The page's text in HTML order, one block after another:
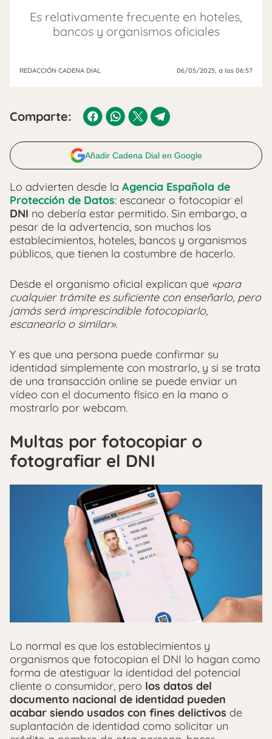
Es relativamente frecuente en hoteles,
bancos y organismos oficiales
REDACCIÓN CADENA DIAL 06/05/2025, a las 06:57
Comparte:
Añadir Cadena Dial en Google
Lo advierten desde la Agencia Española de
Protección de Datos: escanear o fotocopiar el
DNI no debería estar permitido. Sin embargo, a
pesar de la advertencia, son muchos los
establecimientos, hoteles, bancos y organismos
públicos, que tienen la costumbre de hacerlo.
Desde el organismo oficial explican que «para
cualquier trámite es suficiente con enseñarlo, pero
jamás será imprescindible fotocopiarlo,
escanearlo o similar».
Y es que una persona puede confirmar su
identidad simplemente con mostrarlo, y si se trata
de una transacción online se puede enviar un
vídeo con el documento físico en la mano o
mostrarlo por webcam.
Multas por fotocopiar o
fotografiar el DNI
Lo normal es que los establecimientos y
organismos que fotocopian el DNI lo hagan como
forma de atestiguar la identidad del potencial
cliente o consumidor, pero los datos del
documento nacional de identidad pueden
acabar siendo usados con fines delictivos de
suplantación de identidad como solicitar un